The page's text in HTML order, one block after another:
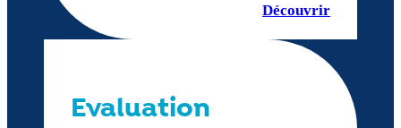
Découvrir
Evaluation